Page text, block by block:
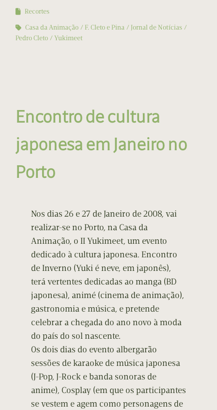
Recortes
Casa da Animação
F. Cleto e Pina
Jornal de Notícias
Pedro Cleto
Yukimeet
Encontro de cultura
japonesa em Janeiro no
Porto
Nos dias 26 e 27 de Janeiro de 2008, vai
realizar-se no Porto, na Casa da
Animação, o II Yukimeet, um evento
dedicado à cultura japonesa. Encontro
de Inverno (Yuki é neve, em japonês),
terá vertentes dedicadas ao manga (BD
japonesa), animé (cinema de animação),
gastronomia e música, e pretende
celebrar a chegada do ano novo à moda
do país do sol nascente.
Os dois dias do evento albergarão
sessões de karaoke de música japonesa
(J-Pop, J-Rock e banda sonoras de
anime), Cosplay (em que os participantes
se vestem e agem como personagens de